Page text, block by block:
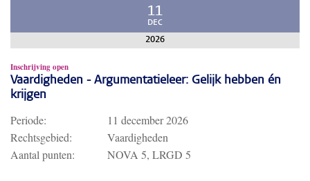
11
DEC
2026
Inschrijving open
Vaardigheden - Argumentatieleer: Gelijk hebben én
krijgen
Periode:
11 december 2026
Rechtsgebied:
Vaardigheden
Aantal punten:
NOVA 5, LRGD 5